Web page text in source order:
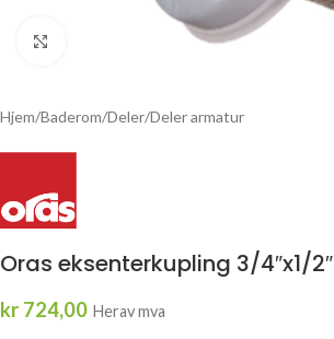
Hjem/Baderom/Deler/Deler armatur
Oras eksenterkupling 3/4″x1/2″
kr 724,00 Herav mva